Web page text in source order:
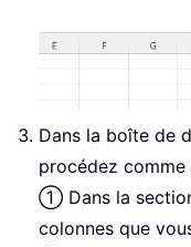
Dans la boîte de
procédez comme
① Dans la
colonnes que